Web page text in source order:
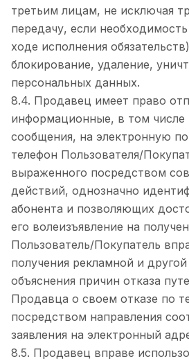
третьим лицам, не исключая
передачу, если
ходе исполнения
блокирование, удаление,
персональных данных.
8.4. Продавец имеет право
информационные, в том числе
сообщения, на электронную
телефон Пользователя/
выраженного посредством
действий, однозначно
абонента и позволяющих
его волеизъявление на
Пользователь/Покупатель
получения рекламной и
объяснения причин отказа
Продавца о своем отказе по
посредством направления
заявления на электронный
8.5. Продавец вправе